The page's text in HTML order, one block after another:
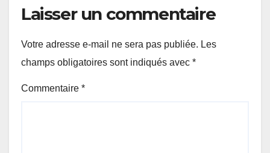
Laisser un commentaire
Votre adresse e-mail ne sera pas publiée. Les
champs obligatoires sont indiqués avec *
Commentaire *